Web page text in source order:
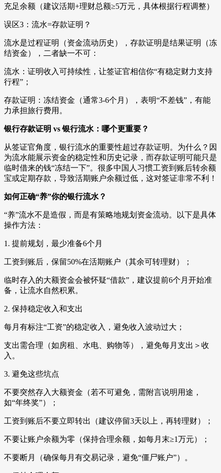
充足余额（建议活期+理财总额≥5万元，具体根据行程调整）
误区3：流水=存款证明？
流水是过程证明（资金流动历史），存款证明是结果证明（冻
结资金），二者缺一不可：
流水：证明收入可持续性，让签证官相信你“有稳定财力支持
行程”；
存款证明：冻结资金（通常3-6个月），表明“不差钱”，有能
力承担旅行费用。
银行存款证明 vs 银行流水：哪个更重要？
从签证官角度，银行流水的重要性超过存款证明。为什么？因
为流水能展示资金的稳定性和历史记录，而存款证明可能只是
临时借来的钱“冻结一下”。很多中国人习惯工资到账后转余额
宝或定期存款，导致活期账户余额过低，这对签证非常不利！
如何正确“养”你的银行流水？
“养”流水不是造假，而是有策略地规划资金流动。以下是具体
操作方法：
1. 提前规划，最少准备6个月
工资到账后，保留50%在活期账户（其余可转理财）；
临时存入的大额资金会被怀疑“借款”，建议提前6个月开始准
备，让流水自然积累。
2. 保持稳定收入和支出
每月有标注“工资”的稳定收入，避免收入波动过大；
支出需合理（如房租、水电、购物等），避免每月支出＞收
入。
3. 避免这些坑点
不要突然存入大额资金（若不可避免，需附言说明用途，
如“年终奖”）；
工资到账后不要立即转出（建议停留3天以上，再转理财）；
不要让账户余额为零（保持合理余额，如每月末≥1万元）；
不要断月（确保每月有交易记录，避免“僵尸账户”）。